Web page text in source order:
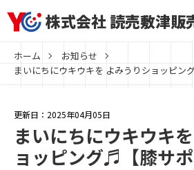
株式会社 読売敷津販
ホーム
お知らせ
まいにちにウキウキを よみうりショッピン
更新日：2025年04月05日
まいにちにウキウキ
ョッピング♬【膝サポ